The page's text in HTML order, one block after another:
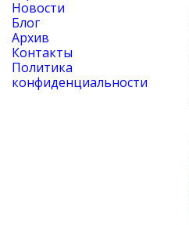
Новости
Блог
Архив
Контакты
Политика
конфиденциальности